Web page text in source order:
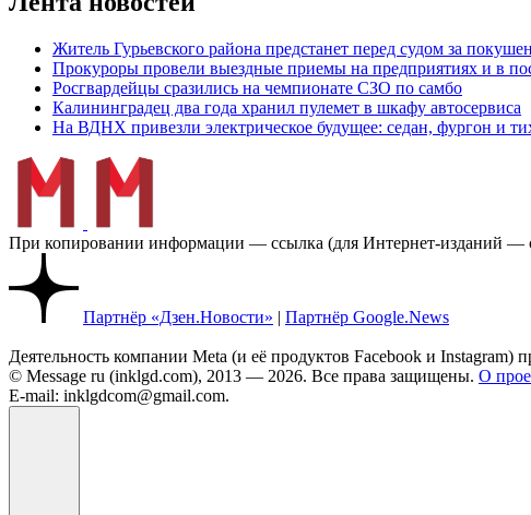
Житель Гурьевского района предстанет перед судом за
Прокуроры провели выездные приемы на предприятиях и в
Росгвардейцы сразились на чемпионате СЗО по самбо
Калининградец два года хранил пулемет в шкафу автосервиса
На ВДНХ привезли электрическое будущее: седан, фургон и
При копировании информации — ссылка (для Интернет-изданий —
Партнёр «Дзен.Новости» | Партнёр Google.News
Деятельность компании Meta (и её продуктов Facebook и
© Message ru (inklgd.com), 2013 — 2026. Все права защищены. О
E-mail: inklgdcom@gmail.com.